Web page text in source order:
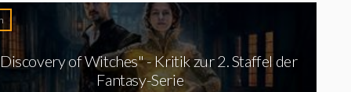
of Witches" - Kritik zur 2. Staffel der
Fantasy-Serie